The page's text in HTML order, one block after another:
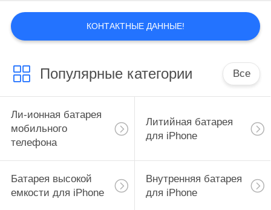
КОНТАКТНЫЕ ДАННЫЕ!
Популярные категории Все
Ли-ионная батарея
мобильного
телефона
Литийная батарея
для iPhone
Батарея высокой
емкости для iPhone
Внутренняя батарея
для iPhone